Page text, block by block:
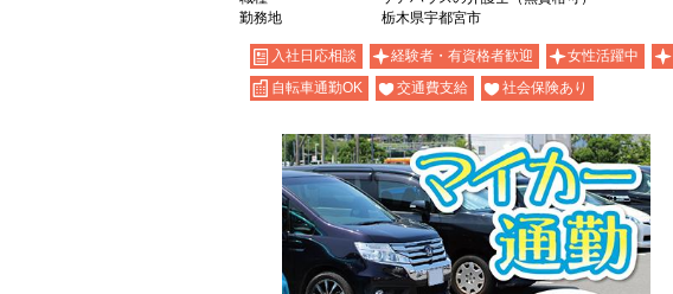
勤務地
栃木県宇都宮市
入社日応相談 経験者・有資格者歓迎 女性活躍中
自転車通勤OK
交通費支給 社会保険あり